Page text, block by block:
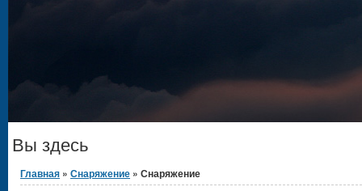
Вы здесь
Главная » Снаряжение » Снаряжение